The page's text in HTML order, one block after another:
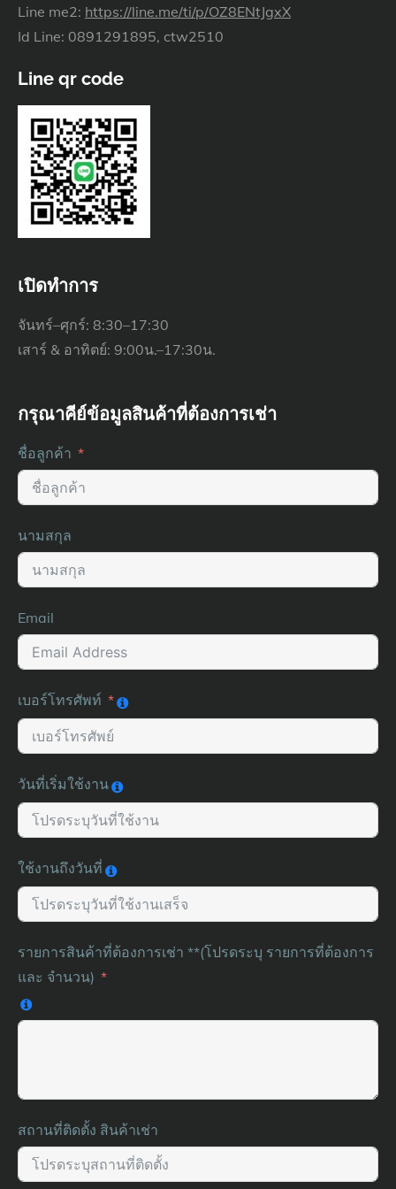
Line me2: https://line.me/ti/p/OZ8ENtJgxX
Id Line: 0891291895, ctw2510
Line qr code
เปิดทำการ
จันทร์–ศุกร์: 8:30–17:30
เสาร์ & อาทิตย์: 9:00น.–17:30น.
กรุณาคีย์ข้อมูลสินค้าที่ต้องการเช่า
ชื่อลูกค้า
นามสกุล
Email
เบอร์โทรศัพท์
วันที่เริ่มใช้งาน
ใช้งานถึงวันที่
รายการสินค้าที่ต้องการเช่า **(โปรดระบุ รายการที่ต้องการ
และ จำนวน)
สถานที่ติดตั้ง สินค้าเช่า